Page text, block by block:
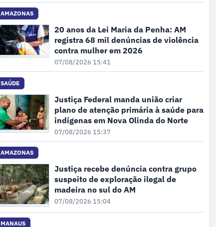
AMAZONAS
20 anos da Lei Maria da Penha: AM
registra 68 mil denúncias de violência
contra mulher em 2026
07/08/2026 15:41
SAÚDE
Justiça Federal manda união criar
plano de atenção primária à saúde para
indígenas em Nova Olinda do Norte
07/08/2026 15:37
AMAZONAS
Justiça recebe denúncia contra grupo
suspeito de exploração ilegal de
madeira no sul do AM
07/08/2026 15:04
MANAUS